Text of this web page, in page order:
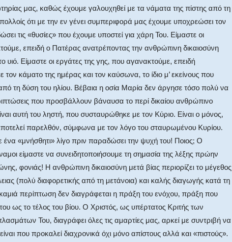
μας, καθώς έχουμε γαλουχηθεί με τα νάματα της πίστης από τη
ότι με την εν γένει συμπεριφορά μας έχουμε υποχρεώσει τον
τις «θυσίες» που έχουμε υποστεί για χάρη Του. Είμαστε οι
επειδή ο Πατέρας ανατρέποντας την ανθρώπινη δικαιοσύνη
υιό. Είμαστε οι εργάτες της γης, που αγανακτούμε, επειδή
κάματο της ημέρας και τον καύσωνα, το ίδιο μ’ εκείνους που
τη δύση του ηλίου. Βέβαια η οσία Μαρία δεν άργησε τόσο πολύ να
που προσβάλλουν βάναυσα το περί δικαίου ανθρώπινο
αυτή του ληστή, που συσταυρώθηκε με τον Κύριο. Είναι ο μόνος,
παρελθόν, σύμφωνα με τον λόγο του σταυρωμένου Κυρίου.
ένα «μνήσθητι» λίγο πριν παραδώσει την ψυχή του! Ποιος; Ο
είμαστε να συνειδητοποιήσουμε τη σημασία της λέξης πρώην
φονιάς! Η ανθρώπινη δικαιοσύνη μετά βίας περιορίζει το μέγεθος
(πολύ διαφορετικής από τη μετάνοια) και καλής διαγωγής κατά τη
περίπτωση δεν διαγράφεται η πράξη του ενόχου, πράξη που
ως το τέλος του βίου. Ο Χριστός, ως υπέρτατος Κριτής των
Του, διαγράφει όλες τις αμαρτίες μας, αρκεί με συντριβή να
που προκαλεί διαχρονικά όχι μόνο απίστους αλλά και «πιστούς».